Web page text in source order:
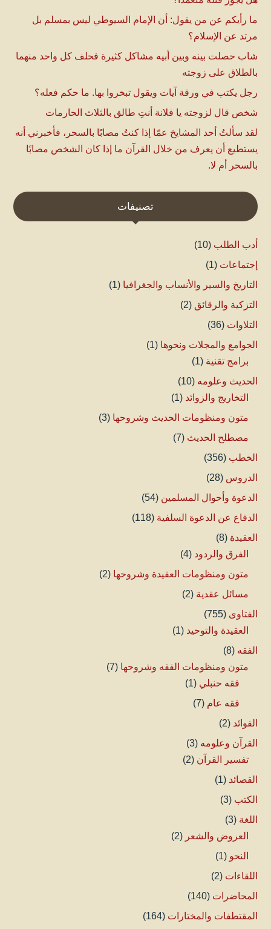
ما رأيكم عن من يقول: أن الإمام السيوطي ليس بمسلم بل
مرتد عن الإسلام؟
شاب حصلت بينه وبين أبيه مشاكل كثيرة فحلف كل واحد منهما
بالطلاق على زوجته
رجل يكتب في ورقة آيات ويقول تبخروا بها. ما حكم فعله؟
شخص قال لزوجته يا فلانة أنتِ طالق بالثلاث الحارمات
لقد سألتُ أحد المشايخ عمّا إذا كنتُ مصابًا بالسحر، فأخبرني أنه
يستطيع أن يعرف من خلال القرآن ما إذا كان الشخص مصابًا
بالسحر أم لا.
تصنيفات
أدب الطلب (10)
إجتماعات (1)
التاريخ والسير والأنساب والجغرافيا (1)
التزكية والرقائق (2)
التلاوات (36)
الجوامع والمجلات ونحوها (1)
برامج تقنية (1)
الحديث وعلومه (10)
التخاريج والزوائد (1)
متون ومنظومات الحديث وشروحها (3)
مصطلح الحديث (7)
الخطب (356)
الدروس (28)
الدعوة وأحوال المسلمين (54)
الدفاع عن الدعوة السلفية (118)
العقيدة (8)
الفرق والردود (4)
متون ومنظومات العقيدة وشروحها (2)
مسائل عقدية (2)
الفتاوى (755)
العقيدة والتوحيد (1)
الفقه (8)
متون ومنظومات الفقه وشروحها (7)
فقه حنبلي (1)
فقه عام (7)
الفوائد (2)
القرآن وعلومه (3)
تفسير القرآن (2)
القصائد (1)
الكتب (3)
اللغة (3)
العروض والشعر (2)
النحو (1)
اللقاءات (2)
المحاضرات (140)
المقتطفات والمختارات (164)